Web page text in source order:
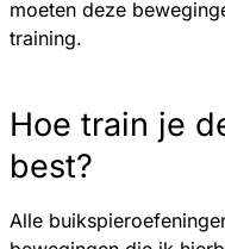
moeten deze
training.
Hoe train je
best?
Alle